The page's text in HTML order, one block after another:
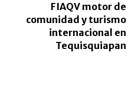
FIAQV motor de
comunidad y turismo
internacional en
Tequisquiapan